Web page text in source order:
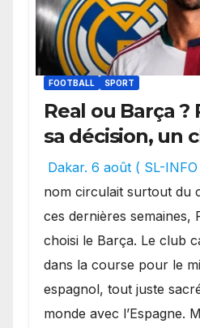
FOOTBALL SPORT
Real ou Barça ?
sa décision, un
pourrait faire
sur le marché
transferts.
Dakar. 6 août ( SL-
nom circulait surtout du
ces dernières semaines,
choisi le Barça. Le club
dans la course pour le
espagnol, tout juste
monde avec l’Espagne.